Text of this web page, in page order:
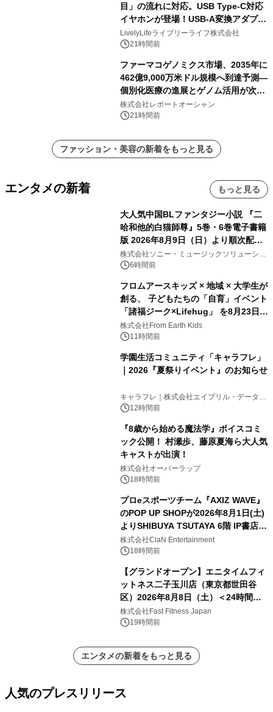
目」の流れに対応。USB Type-C対応
イヤホンが登場！USB-A変換アダプタ
ー付きでスマホからパソコンまで幅広
く活用可能
LivelyLifeライブリーライフ株式会社
21時間前
ファーマコゲノミクス市場、2035年に
462億9,000万米ドル規模へ到達予測―
個別化医療の進展とゲノム活用が次世
代ヘルスケア投資を加速
株式会社レポートオーシャン
21時間前
ファッション・美容の新着をもっと見る
エンタメの新着 もっと見る
大人気中国BLファンタジー小説 『二
哈和他的白猫師尊』5巻・6巻電子書籍
版 2026年8月9日（日）より順次配信
開始
株式会社ソニー・ミュージックソリューショ
ンズ6時間前
フロムアースキッズ × 地域 × 大学生が
創る、 子どもたちの「自育」イベント
「諸福ジーク×Lifehug」 を8月23日
(日)開催
株式会社From Earth Kids
11時間前
学園生活コミュニティ「キャラフレ」
｜2026『夏祭りイベント』のお知らせ
キャラフレ｜株式会社エイプリル・データ・
デザインズ
12時間前
『8歳から始める魔法学』ボイスコミ
ック公開！ 村瀬歩、藤原夏海ら大人気
キャストが出演！
株式会社オーバーラップ
18時間前
プロeスポーツチーム『AXIZ WAVE』
のPOP UP SHOPが2026年8月1日(土)
よりSHIBUYA TSUTAYA 6階 IP書店で
開催決定！！
株式会社ClaN Entertainment
18時間前
【グランドオープン】エニタイムフィ
ットネス二子玉川店（東京都世田谷
区）2026年8月8日（土）＜24時間年
中無休のフィットネスジム＞
株式会社Fast Fitness Japan
19時間前
エンタメの新着をもっと見る
人気のプレスリリース